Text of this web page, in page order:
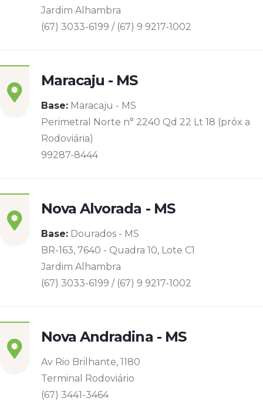
Jardim Alhambra
(67) 3033-6199 / (67) 9 9217-1002
Maracaju - MS
Base: Maracaju - MS
Perimetral Norte n° 2240 Qd 22 Lt 18 (próx a
Rodoviária)
99287-8444
Nova Alvorada - MS
Base: Dourados - MS
BR-163, 7640 - Quadra 10, Lote C1
Jardim Alhambra
(67) 3033-6199 / (67) 9 9217-1002
Nova Andradina - MS
Av Rio Brilhante, 1180
Terminal Rodoviário
(67) 3441-3464